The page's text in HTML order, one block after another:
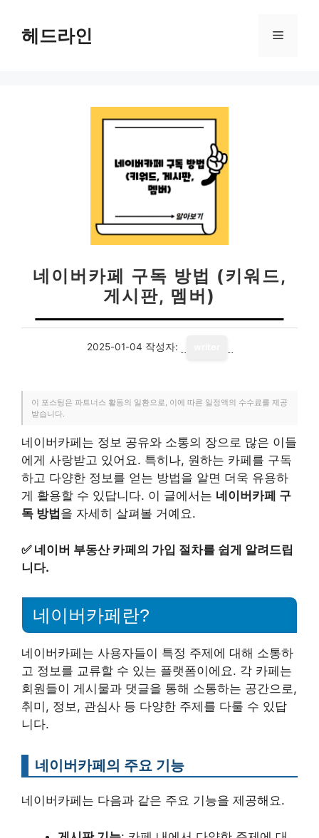
헤드라인 메
네이버카페 구독 방법 (키워드,
게시판, 멤버)
2025-01-04 작성자:
이 포스팅은 파트너스 활동의 일환으로, 이에 따른 일정액의 수수료를 제공
받습니다.
네이버카페는 정보 공유와 소통의 장으로 많은 이들
에게 사랑받고 있어요. 특히나, 원하는 카페를 구독
하고 다양한 정보를 얻는 방법을 알면 더욱 유용하
게 활용할 수 있답니다. 이 글에서는 네이버카페 구
독 방법 을 자세히 살펴볼 거예요.
✅ 네이버 부동산 카페의 가입 절차를 쉽게 알려드립
니다.
네이버카페란?
네이버카페는 사용자들이 특정 주제에 대해 소통하
고 정보를 교류할 수 있는 플랫폼이에요. 각 카페는
회원들이 게시물과 댓글을 통해 소통하는 공간으로,
취미, 정보, 관심사 등 다양한 주제를 다룰 수 있답
니다.
네이버카페의 주요 기능
네이버카페는 다음과 같은 주요 기능을 제공해요.